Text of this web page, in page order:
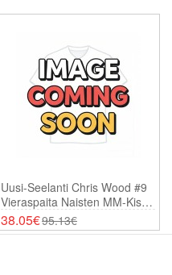
Uusi-Seelanti Chris Wood #9
Vieraspaita Naisten MM-Kisat
2026 Lyhythihainen
38.05€95.13€